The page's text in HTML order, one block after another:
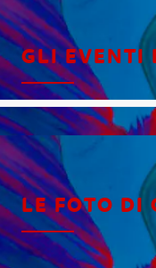
GLI EVENTI
LE FOTO DI